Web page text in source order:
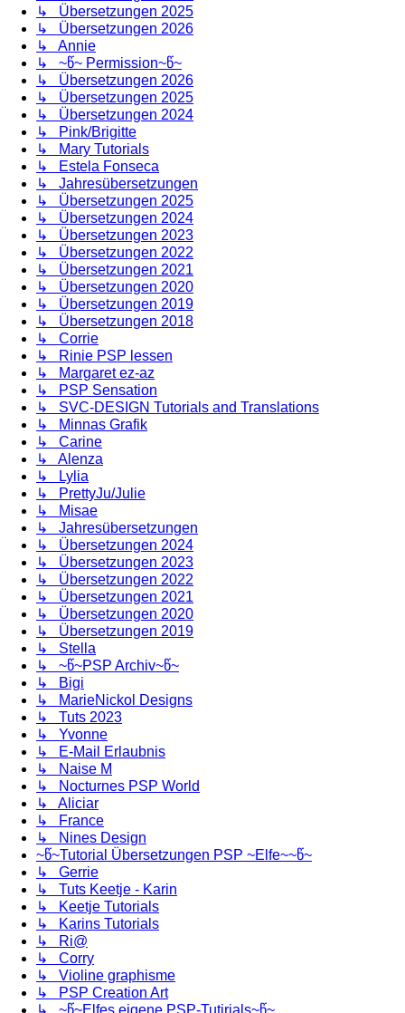
↳ Übersetzungen 2025
↳ Übersetzungen 2026
↳ Annie
↳ ~წ~ Permission~წ~
↳ Übersetzungen 2026
↳ Übersetzungen 2025
↳ Übersetzungen 2024
↳ Pink/Brigitte
↳ Mary Tutorials
↳ Estela Fonseca
↳ Jahresübersetzungen
↳ Übersetzungen 2025
↳ Übersetzungen 2024
↳ Übersetzungen 2023
↳ Übersetzungen 2022
↳ Übersetzungen 2021
↳ Übersetzungen 2020
↳ Übersetzungen 2019
↳ Übersetzungen 2018
↳ Corrie
↳ Rinie PSP lessen
↳ Margaret ez-az
↳ PSP Sensation
↳ SVC-DESIGN Tutorials and Translations
↳ Minnas Grafik
↳ Carine
↳ Alenza
↳ Lylia
↳ PrettyJu/Julie
↳ Misae
↳ Jahresübersetzungen
↳ Übersetzungen 2024
↳ Übersetzungen 2023
↳ Übersetzungen 2022
↳ Übersetzungen 2021
↳ Übersetzungen 2020
↳ Übersetzungen 2019
↳ Stella
↳ ~წ~PSP Archiv~წ~
↳ Bigi
↳ MarieNickol Designs
↳ Tuts 2023
↳ Yvonne
↳ E-Mail Erlaubnis
↳ Naise M
↳ Nocturnes PSP World
↳ Aliciar
↳ France
↳ Nines Design
~წ~Tutorial Übersetzungen PSP ~Elfe~~წ~
↳ Gerrie
↳ Tuts Keetje - Karin
↳ Keetje Tutorials
↳ Karins Tutorials
↳ Ri@
↳ Corry
↳ Violine graphisme
↳ PSP Creation Art
↳ ~წ~Elfes eigene PSP-Tutirials~წ~